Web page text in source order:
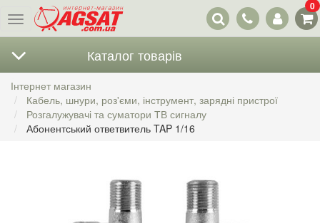
Меню
Наші
контакти
0
Каталог товарів
Інтернет магазин
Кабель, шнури, роз'єми, інструмент, зарядні пристрої
Розгалужувачі та суматори ТВ сигналу
Абонентський ответвитель TAP 1/16